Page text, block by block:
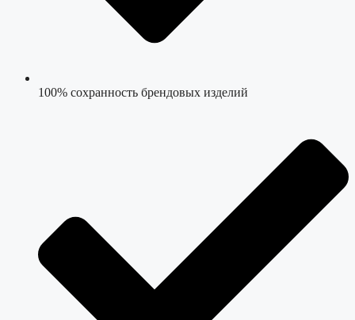
100% сохранность брендовых изделий